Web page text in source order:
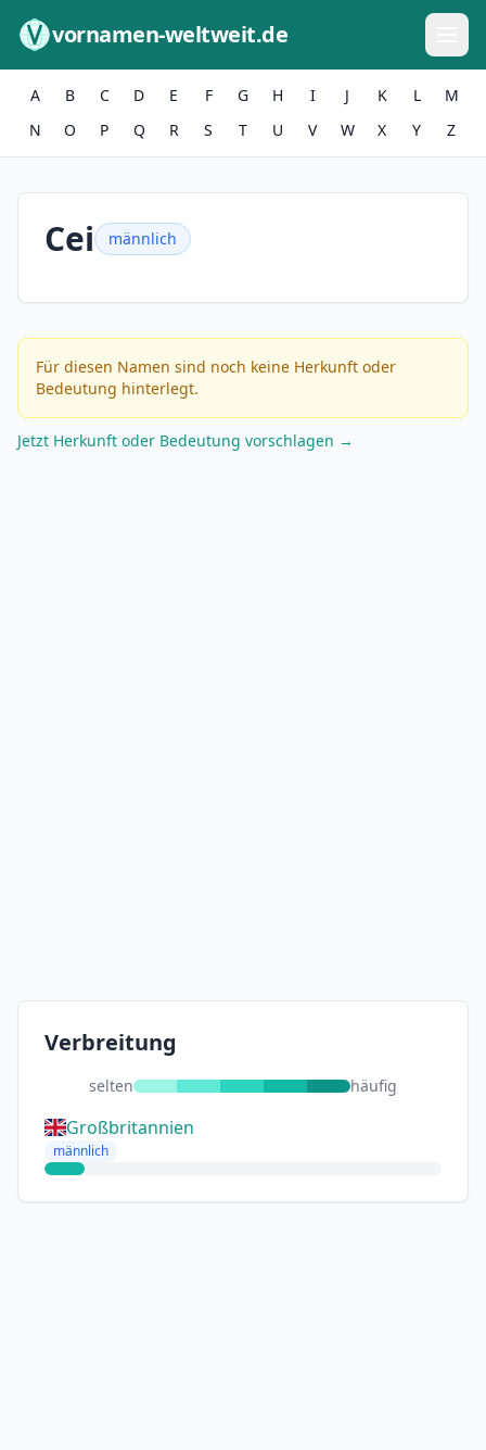
vornamen-weltweit.de
A B C D E F G H I J K L
M
N
O P Q R S T U V W X Y Z
Cei männlich
Für diesen Namen sind noch keine Herkunft oder
Bedeutung hinterlegt.
Jetzt Herkunft oder Bedeutung vorschlagen →
Verbreitung
selten häufig
Großbritannien
männlich